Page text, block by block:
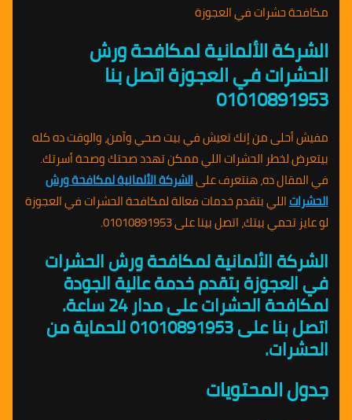
مكافحة حشرات في العجوزة
الشركة الألمانية لمكافحة ورش
الحشرات في العجوزة اتصل بنا
01010891953
مفيش أحلى من إنك تعيش في بيت صحي وآمن، والوقت ده كله
بيتعرض لخطر الحشرات اللي ممكن تهدد صحتك وصحة أسرتك.
في المقال ده، هنتعرف علىالشركة الألمانية لمكافحة ورش
الحشراتاللي بتقدم خدمات فعالة لمكافحة الحشرات في العجوزة
لو عايز تحمي بيتك، اتصل بينا على 01010891953.
الشركة الألمانية لمكافحة ورش الحشرات
في العجوزة بتقدم خدمة عالية الجودة
لمكافحة الحشرات على مدار 24 ساعة.
اتصل بنا على 01010891953 للحماية من
الحشرات.
جدول المحتويات